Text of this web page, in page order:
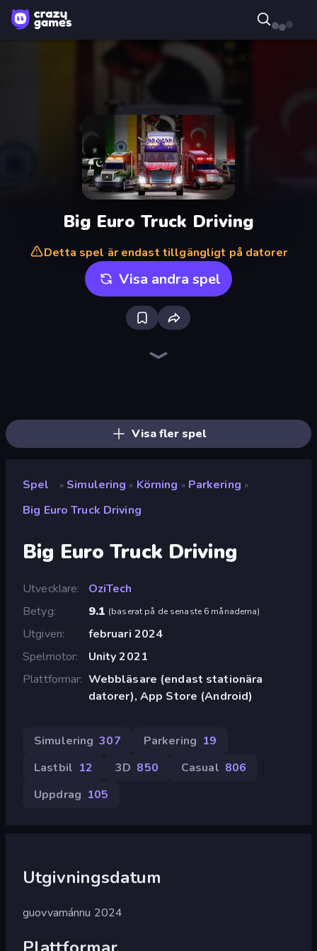
Big Euro Truck Driving
Detta spel är endast tillgängligt på datorer
Visa andra spel
Visa fler spel
Spel » Simulering » Körning » Parkering »
Big Euro Truck Driving
Big Euro Truck Driving
Utvecklare
OziTech
Betyg
9.1 (baserat på de senaste 6 månaderna)
Utgiven
februari 2024
Spelmotor
Unity 2021
Plattformar Webbläsare (endast stationära
datorer), App Store (Android)
Simulering 307 Parkering 19
Lastbil 12 3D 850 Casual 806
Uppdrag 105
Utgivningsdatum
guovvamánnu 2024